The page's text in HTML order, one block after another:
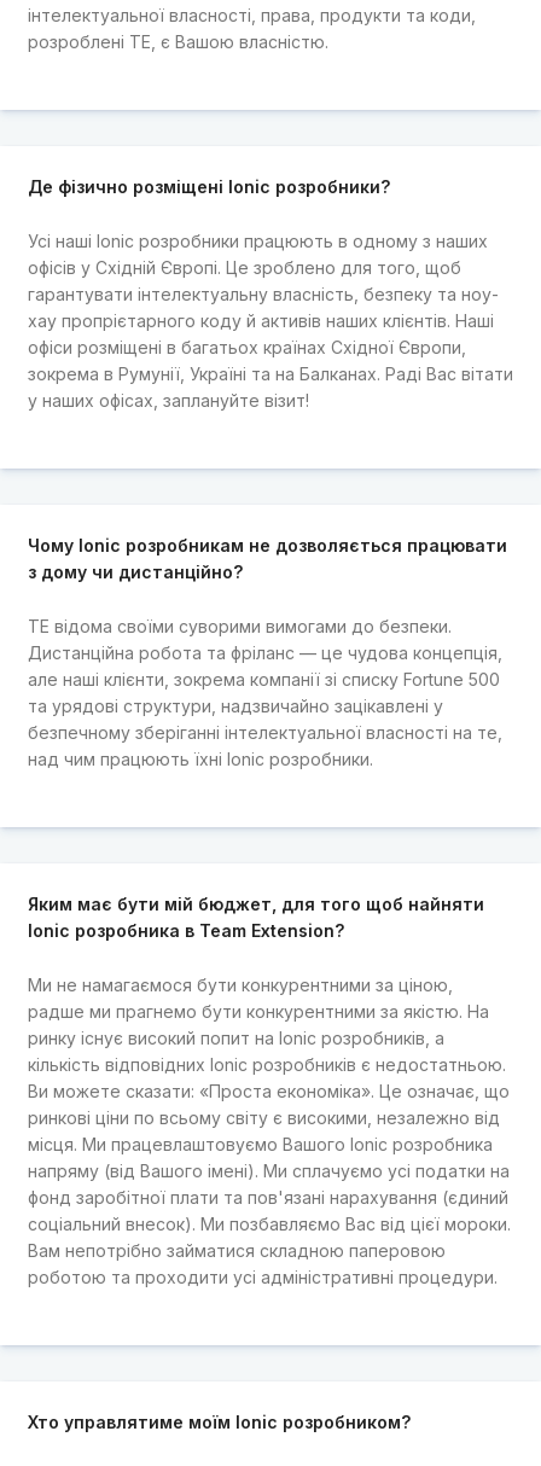
інтелектуальної власності, права, продукти та коди,
розроблені TE, є Вашою власністю.
Де фізично розміщені Ionic розробники?
Усі наші Ionic розробники працюють в одному з наших
офісів у Східній Європі. Це зроблено для того, щоб
гарантувати інтелектуальну власність, безпеку та ноу-
хау пропрієтарного коду й активів наших клієнтів. Наші
офіси розміщені в багатьох країнах Східної Європи,
зокрема в Румунії, Україні та на Балканах. Раді Вас вітати
у наших офісах, заплануйте візит!
Чому Ionic розробникам не дозволяється працювати
з дому чи дистанційно?
TE відома своїми суворими вимогами до безпеки.
Дистанційна робота та фріланс — це чудова концепція,
але наші клієнти, зокрема компанії зі списку Fortune 500
та урядові структури, надзвичайно зацікавлені у
безпечному зберіганні інтелектуальної власності на те,
над чим працюють їхні Ionic розробники.
Яким має бути мій бюджет, для того щоб найняти
Ionic розробника в Team Extension?
Ми не намагаємося бути конкурентними за ціною,
радше ми прагнемо бути конкурентними за якістю. На
ринку існує високий попит на Ionic розробників, а
кількість відповідних Ionic розробників є недостатньою.
Ви можете сказати: «Проста економіка». Це означає, що
ринкові ціни по всьому світу є високими, незалежно від
місця. Ми працевлаштовуємо Вашого Ionic розробника
напряму (від Вашого імені). Ми сплачуємо усі податки на
фонд заробітної плати та пов'язані нарахування (єдиний
соціальний внесок). Ми позбавляємо Вас від цієї мороки.
Вам непотрібно займатися складною паперовою
роботою та проходити усі адміністративні процедури.
Хто управлятиме моїм Ionic розробником?